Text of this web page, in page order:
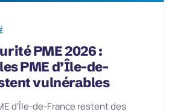
PME 2026 :
PME d’Île-de-
vulnérables
d’Île-de-France restent des